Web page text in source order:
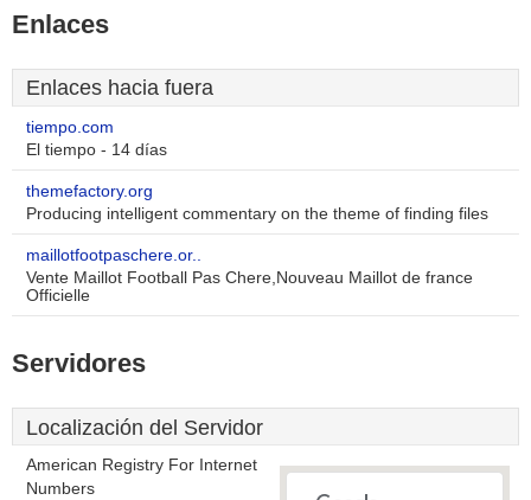
Enlaces
Enlaces hacia fuera
tiempo.com
El tiempo - 14 días
themefactory.org
Producing intelligent commentary on the theme of finding files
maillotfootpaschere.or..
Vente Maillot Football Pas Chere,Nouveau Maillot de france
Officielle
Servidores
Localización del Servidor
American Registry For Internet
Numbers